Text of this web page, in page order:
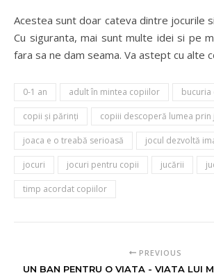
Acestea sunt doar cateva dintre jocurile
Cu siguranta, mai sunt multe idei si pe
fara sa ne dam seama. Va astept cu alte
0-1 an adult în mintea copiilor
copii şi părinţi copiii descoperă lumea prin
joaca e o treabă serioasă jocul dezvoltă
jocuri jocuri pentru copii jucării
timp acordat copiilor
PREVIOUS
UN BAN PENTRU O VIATA - VIATA LUI